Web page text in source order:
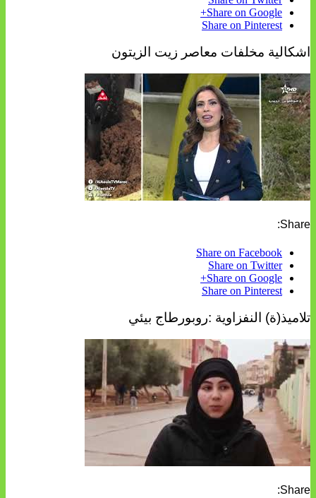
Share on Google+
Share on Pinterest
اشكالية مخلفات معاصر زيت الزيتون
Share:
Share on Facebook
Share on Twitter
Share on Google+
Share on Pinterest
تلاميذ(ة) النفزاوية :روبورطاج بيئي
Share: